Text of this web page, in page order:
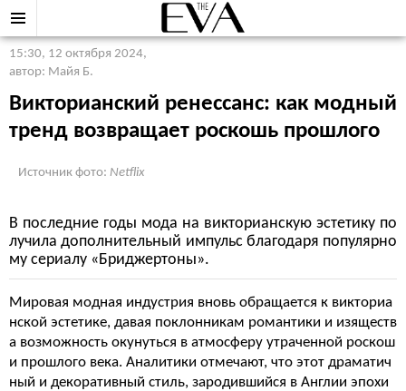
15:30, 12 октября 2024,
автор: Майя Б.
Викторианский ренессанс: как модный
тренд возвращает роскошь прошлого
Источник фото: Netflix
В последние годы мода на викторианскую эстетику по
лучила дополнительный импульс благодаря популярно
му сериалу «Бриджертоны».
Мировая модная индустрия вновь обращается к викториа
нской эстетике, давая поклонникам романтики и изяществ
а возможность окунуться в атмосферу утраченной роскош
и прошлого века. Аналитики отмечают, что этот драматич
ный и декоративный стиль, зародившийся в Англии эпохи